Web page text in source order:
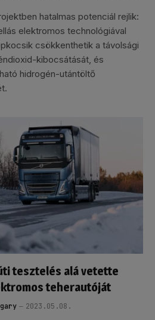
hatalmas potenciál rejlik:
elektromos technológiával
csökkenthetik a távolsági
kibocsátását, és
hidrogén-utántöltő
tesztelés alá vetette
teherautóját
2023.05.08.